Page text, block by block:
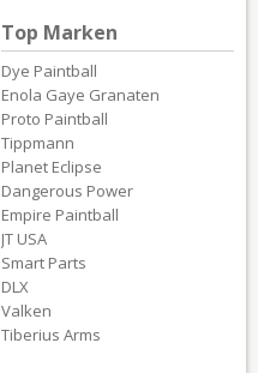
Top Marken
Dye Paintball
Enola Gaye Granaten
Proto Paintball
Tippmann
Planet Eclipse
Dangerous Power
Empire Paintball
JT USA
Smart Parts
DLX
Valken
Tiberius Arms